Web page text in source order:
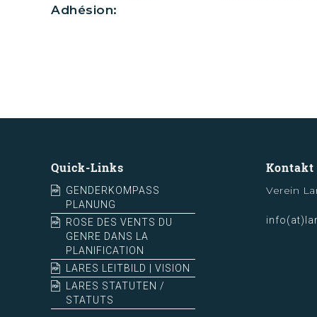
Adhésion:
Quick-Links
GENDERKOMPASS
PLANUNG
ROSE DES VENTS DU
GENRE DANS LA
PLANIFICATION
LARES LEITBILD | VISION
LARES STATUTEN /
STATUTS
Kontakt
Verein